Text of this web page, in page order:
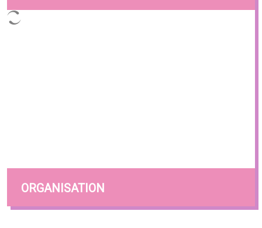
ORGANISATION